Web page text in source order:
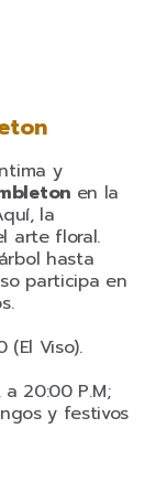
y
en la
la
arte floral.
hasta
participa en
(El Viso).
a 20:00 P.M;
y festivos